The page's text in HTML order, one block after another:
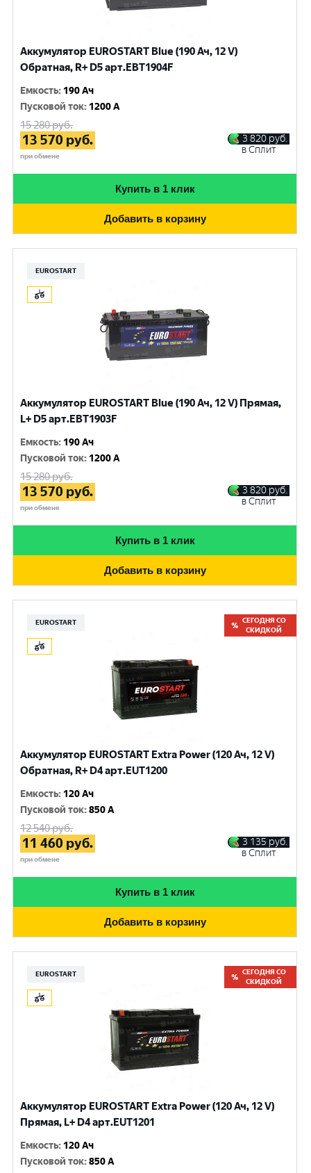
Аккумулятор EUROSTART Blue (190 Ач, 12 V)
Обратная, R+ D5 арт.EBT1904F
Емкость: 190 Ач
Пусковой ток: 1200 A
15 280руб.
13 570 руб.
при обмене
3 820 руб.
в Сплит
Купить в 1 клик
Добавить в корзину
EUROSTART
Аккумулятор EUROSTART Blue (190 Ач, 12 V) Прямая,
L+ D5 арт.EBT1903F
Емкость: 190 Ач
Пусковой ток: 1200 A
15 280руб.
13 570 руб.
при обмене
3 820 руб.
в Сплит
Купить в 1 клик
Добавить в корзину
EUROSTART
СЕГОДНЯ СО
СКИДКОЙ
Аккумулятор EUROSTART Extra Power (120 Ач, 12 V)
Обратная, R+ D4 арт.EUT1200
Емкость: 120 Ач
Пусковой ток:850 A
12 540руб.
11 460 руб.
при обмене
3 135 руб.
в Сплит
Купить в 1 клик
Добавить в корзину
EUROSTART
СЕГОДНЯ СО
СКИДКОЙ
Аккумулятор EUROSTART Extra Power (120 Ач, 12 V)
Прямая, L+ D4 арт.EUT1201
Емкость: 120 Ач
Пусковой ток:850 A